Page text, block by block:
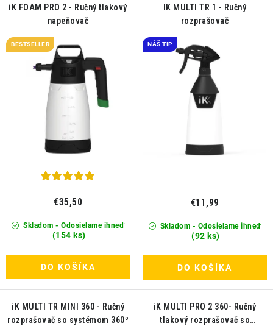
p
o
p
iK FOAM PRO 2 - Ručný tlakový
napeňovač
BESTSELLER
Skladom - Odosielame ihneď
(154 ks)
€35,50
DO KOŠÍKA
IK MULTI TR 1 - Ručný
rozprašovač
NÁŠ TIP
Skladom - Odosielame ihneď
(92 ks)
€11,99
DO KOŠÍKA
iK MULTI TR MINI 360 - Ručný
rozprašovač so systémom 360º
iK MULTI PRO 2 360- Ručný
tlakový rozprašovač so